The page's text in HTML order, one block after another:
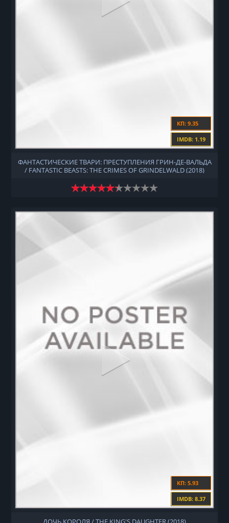
КП: 9.35
IMDB: 1.19
ФАНТАСТИЧЕСКИЕ ТВАРИ: ПРЕСТУПЛЕНИЯ ГРИН-ДЕ-ВАЛЬДА
/ FANTASTIC BEASTS: THE CRIMES OF GRINDELWALD (2018)
КП: 5.93
IMDB: 8.37